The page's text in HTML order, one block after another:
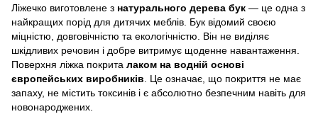
Ліжечко виготовлене з натурального дерева бук — це одна з
найкращих порід для дитячих меблів. Бук відомий своєю
міцністю, довговічністю та екологічністю. Він не виділяє
шкідливих речовин і добре витримує щоденне навантаження.
Поверхня ліжка покрита лаком на водній основі
європейських виробників . Це означає, що покриття не має
запаху, не містить токсинів і є абсолютно безпечним навіть для
новонароджених.